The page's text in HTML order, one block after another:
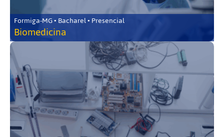
Formiga-MG • Bacharel • Presencial
Biomedicina